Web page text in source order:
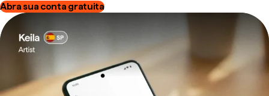
Abra sua conta gratuita